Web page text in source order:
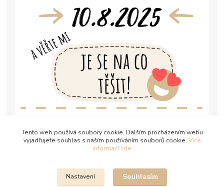
Tento web používá soubory cookie. Dalším procházením webu
vyjadřujete souhlas s naším používáním souborů cookie. Více
informací zde
Nastavení Souhlasím